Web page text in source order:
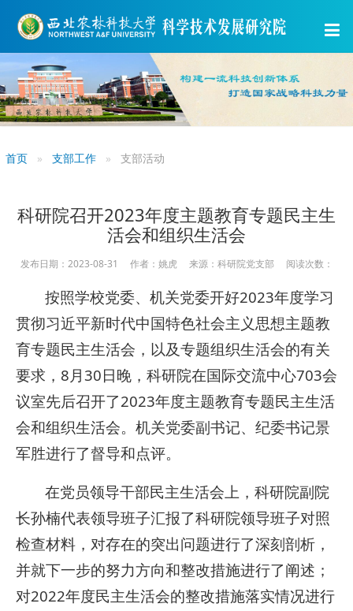
首页 支部工作 支部活动
科研院召开2023年度主题教育专题民主生
活会和组织生活会
发布日期：2023-08-31 作者：姚虎 来源：科研院党支部 阅读次数：
按照学校党委、机关党委开好2023年度学习
贯彻习近平新时代中国特色社会主义思想主题教
育专题民主生活会，以及专题组织生活会的有关
要求，8月30日晚，科研院在国际交流中心703会
议室先后召开了2023年度主题教育专题民主生活
会和组织生活会。机关党委副书记、纪委书记景
军胜进行了督导和点评。
在党员领导干部民主生活会上，科研院副院
长孙楠代表领导班子汇报了科研院领导班子对照
检查材料，对存在的突出问题进行了深刻剖析，
并就下一步的努力方向和整改措施进行了阐述；
对2022年度民主生活会的整改措施落实情况进行